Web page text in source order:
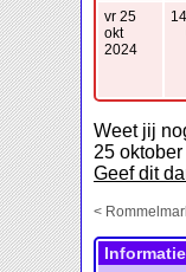
vr 25
okt
2024
Weet jij
25
Geef dit
<
Informatie